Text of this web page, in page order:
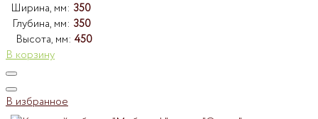
Ширина, мм: 350
Глубина, мм: 350
Высота, мм: 450
В корзину
В избранное